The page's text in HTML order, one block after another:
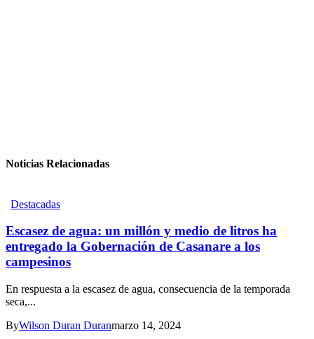
Noticias Relacionadas
Destacadas
Escasez de agua: un millón y medio de litros ha
entregado la Gobernación de Casanare a los
campesinos
En respuesta a la escasez de agua, consecuencia de la temporada
seca,...
ByWilson Duran Duranmarzo 14, 2024